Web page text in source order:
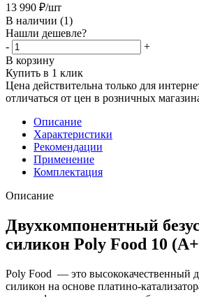
13 990 ₽/шт
В наличии (1)
Нашли дешевле?
-
+
В корзину
Купить в 1 клик
Цена действительна только для
отличаться от цен в розничных
Описание
Характеристики
Рекомендации
Применение
Комплектация
Описание
Двухкомпонентный
силикон Poly Food 10
Poly Food — это высококачественный
силикон на основе платино-